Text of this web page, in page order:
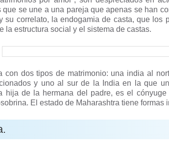
que se une a una pareja que apenas se han
su correlato, la endogamia de casta, que
la estructura social y el sistema de castas.
con dos tipos de matrimonio: una india al
y uno al sur de la India en la que
hija de la hermana del padre, es el
El estado de Maharashtra tiene formas